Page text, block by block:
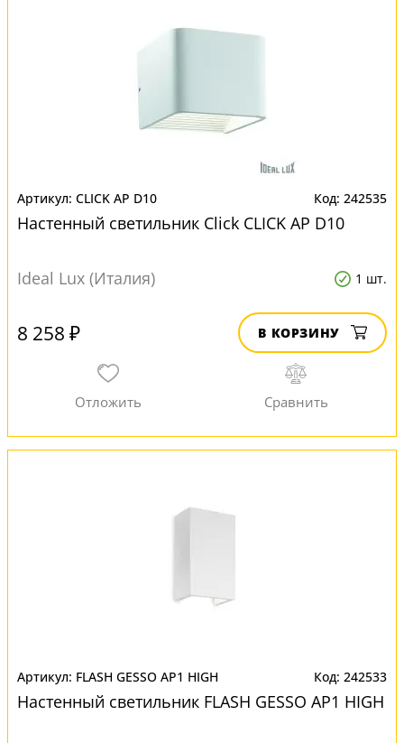
CLICK AP D10 242535
Настенный светильник Click CLICK AP D10
Ideal Lux (Италия) 1 шт.
8 258 ₽ В КОРЗИНУ
FLASH GESSO AP1 HIGH 242533
Настенный светильник FLASH GESSO AP1 HIGH